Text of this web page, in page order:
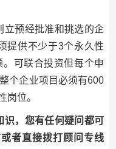
立预经批准和挑选的企
提供不少于3个永久性
可联合投资但每个申
个企业项目必须有600
岗位。
识，您有任何疑问都可
者直接拨打顾问专线